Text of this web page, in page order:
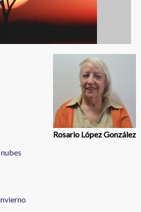
Rosario López González